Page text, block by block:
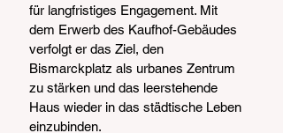
für langfristiges Engagement. Mit
dem Erwerb des Kaufhof-Gebäudes
verfolgt er das Ziel, den
Bismarckplatz als urbanes Zentrum
zu stärken und das leerstehende
Haus wieder in das städtische Leben
einzubinden.